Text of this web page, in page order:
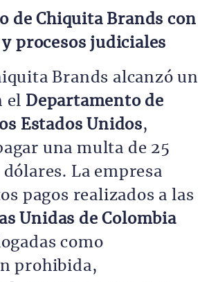
de Chiquita Brands con
procesos judiciales
Brands alcanzó un
el Departamento de
Estados Unidos,
una multa de 25
La empresa
pagos realizados a las
Unidas de Colombia
como
prohibida,